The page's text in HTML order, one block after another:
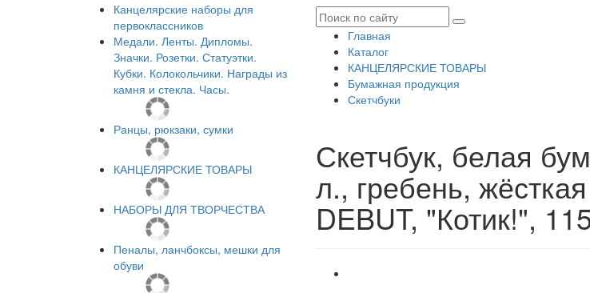
Канцелярские наборы для
первоклассников
Медали. Ленты. Дипломы.
Значки. Розетки. Статуэтки.
Кубки. Колокольчики. Награды из
камня и стекла. Часы.
Ранцы, рюкзаки, сумки
КАНЦЕЛЯРСКИЕ ТОВАРЫ
НАБОРЫ ДЛЯ ТВОРЧЕСТВА
Пеналы, ланчбоксы, мешки для
обуви
Главная
Каталог
КАНЦЕЛЯРСКИЕ ТОВАРЫ
Бумажная продукция
Скетчбуки
Скетчбук, белая
л., гребень,
DEBUT, "Котик!",